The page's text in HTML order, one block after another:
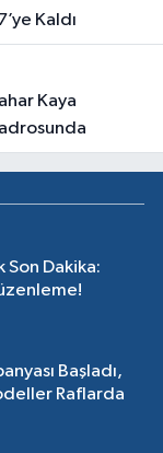
Kaldı
Son Dakika:
Başladı,
Raflarda